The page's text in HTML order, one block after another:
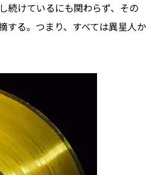
続けているにも関わらず、その
する。つまり、すべては異星人か